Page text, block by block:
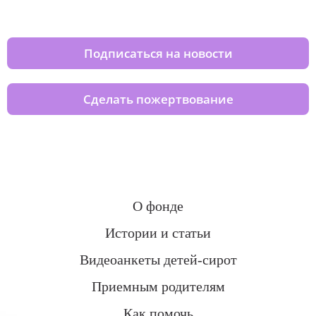
Подписаться на новости
Сделать пожертвование
О фонде
Истории и статьи
Видеоанкеты детей-сирот
Приемным родителям